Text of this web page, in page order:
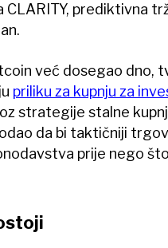
prediktivna
već dosegao dno,
priliku za kupnju za
strategije stalne
da bi taktičniji
prije nego